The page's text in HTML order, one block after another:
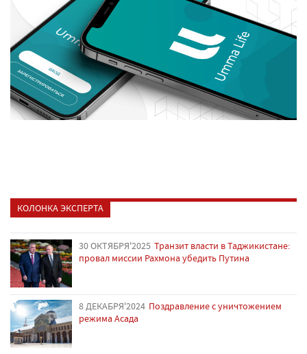
КОЛОНКА ЭКСПЕРТА
30 ОКТЯБРЯ'2025 Транзит власти в Таджикистане:
провал миссии Рахмона убедить Путина
8 ДЕКАБРЯ'2024 Поздравление с уничтожением
режима Асада